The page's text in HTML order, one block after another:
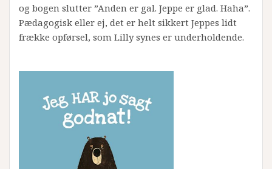
og bogen slutter ”Anden er gal. Jeppe er glad. Haha”.
Pædagogisk eller ej, det er helt sikkert Jeppes lidt
frække opførsel, som Lilly synes er underholdende.